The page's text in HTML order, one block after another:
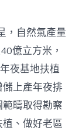
，自然氣產量
億立方米，
夜基地扶植
上產年夜排
疇取得勘察
、做好老區